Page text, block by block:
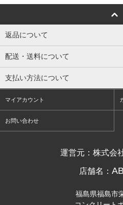
返品について
配送・送料について
支払い方法について
マイアカウント
お問い合わせ
運営元：株式会
店舗名：
福島県福島市